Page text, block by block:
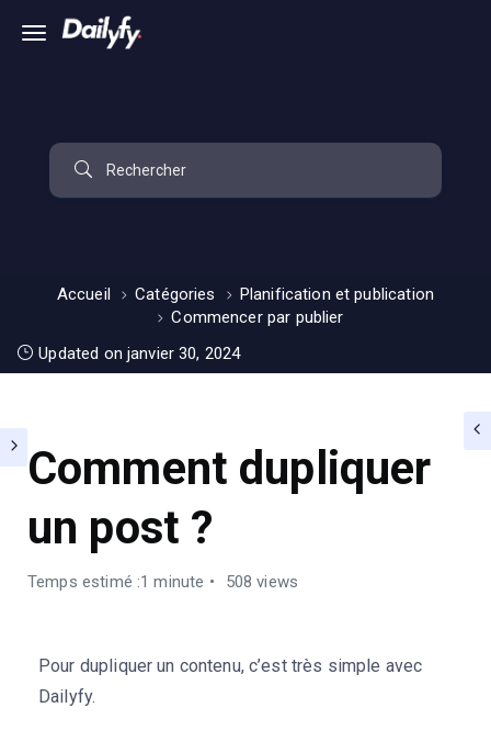
Accueil Catégories
Planification et publication
Commencer par publier
Updated on janvier 30, 2024
Comment dupliquer
un post ?
Temps estimé :1 minute 508 views
Pour dupliquer un contenu, c’est très simple avec
Dailyfy.